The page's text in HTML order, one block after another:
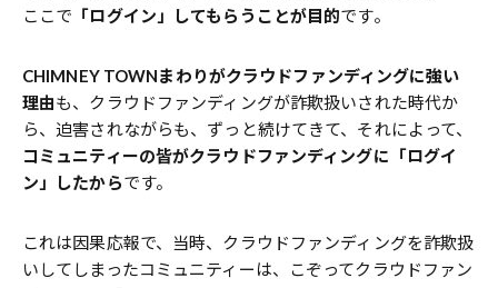
ここで 「ログイン」してもらうことが目的です。
CHIMNEY TOWNまわりがクラウドファンディングに強い
理由も、クラウドファンディングが詐欺扱いされた時代か
ら、迫害されながらも、ずっと続けてきて、それによって、
コミュニティーの皆がクラウドファンディングに「ログイ
ン」したからです。
これは因果応報で、当時、クラウドファンディングを詐欺扱
いしてしまったコミュニティーは、こぞってクラウドファン